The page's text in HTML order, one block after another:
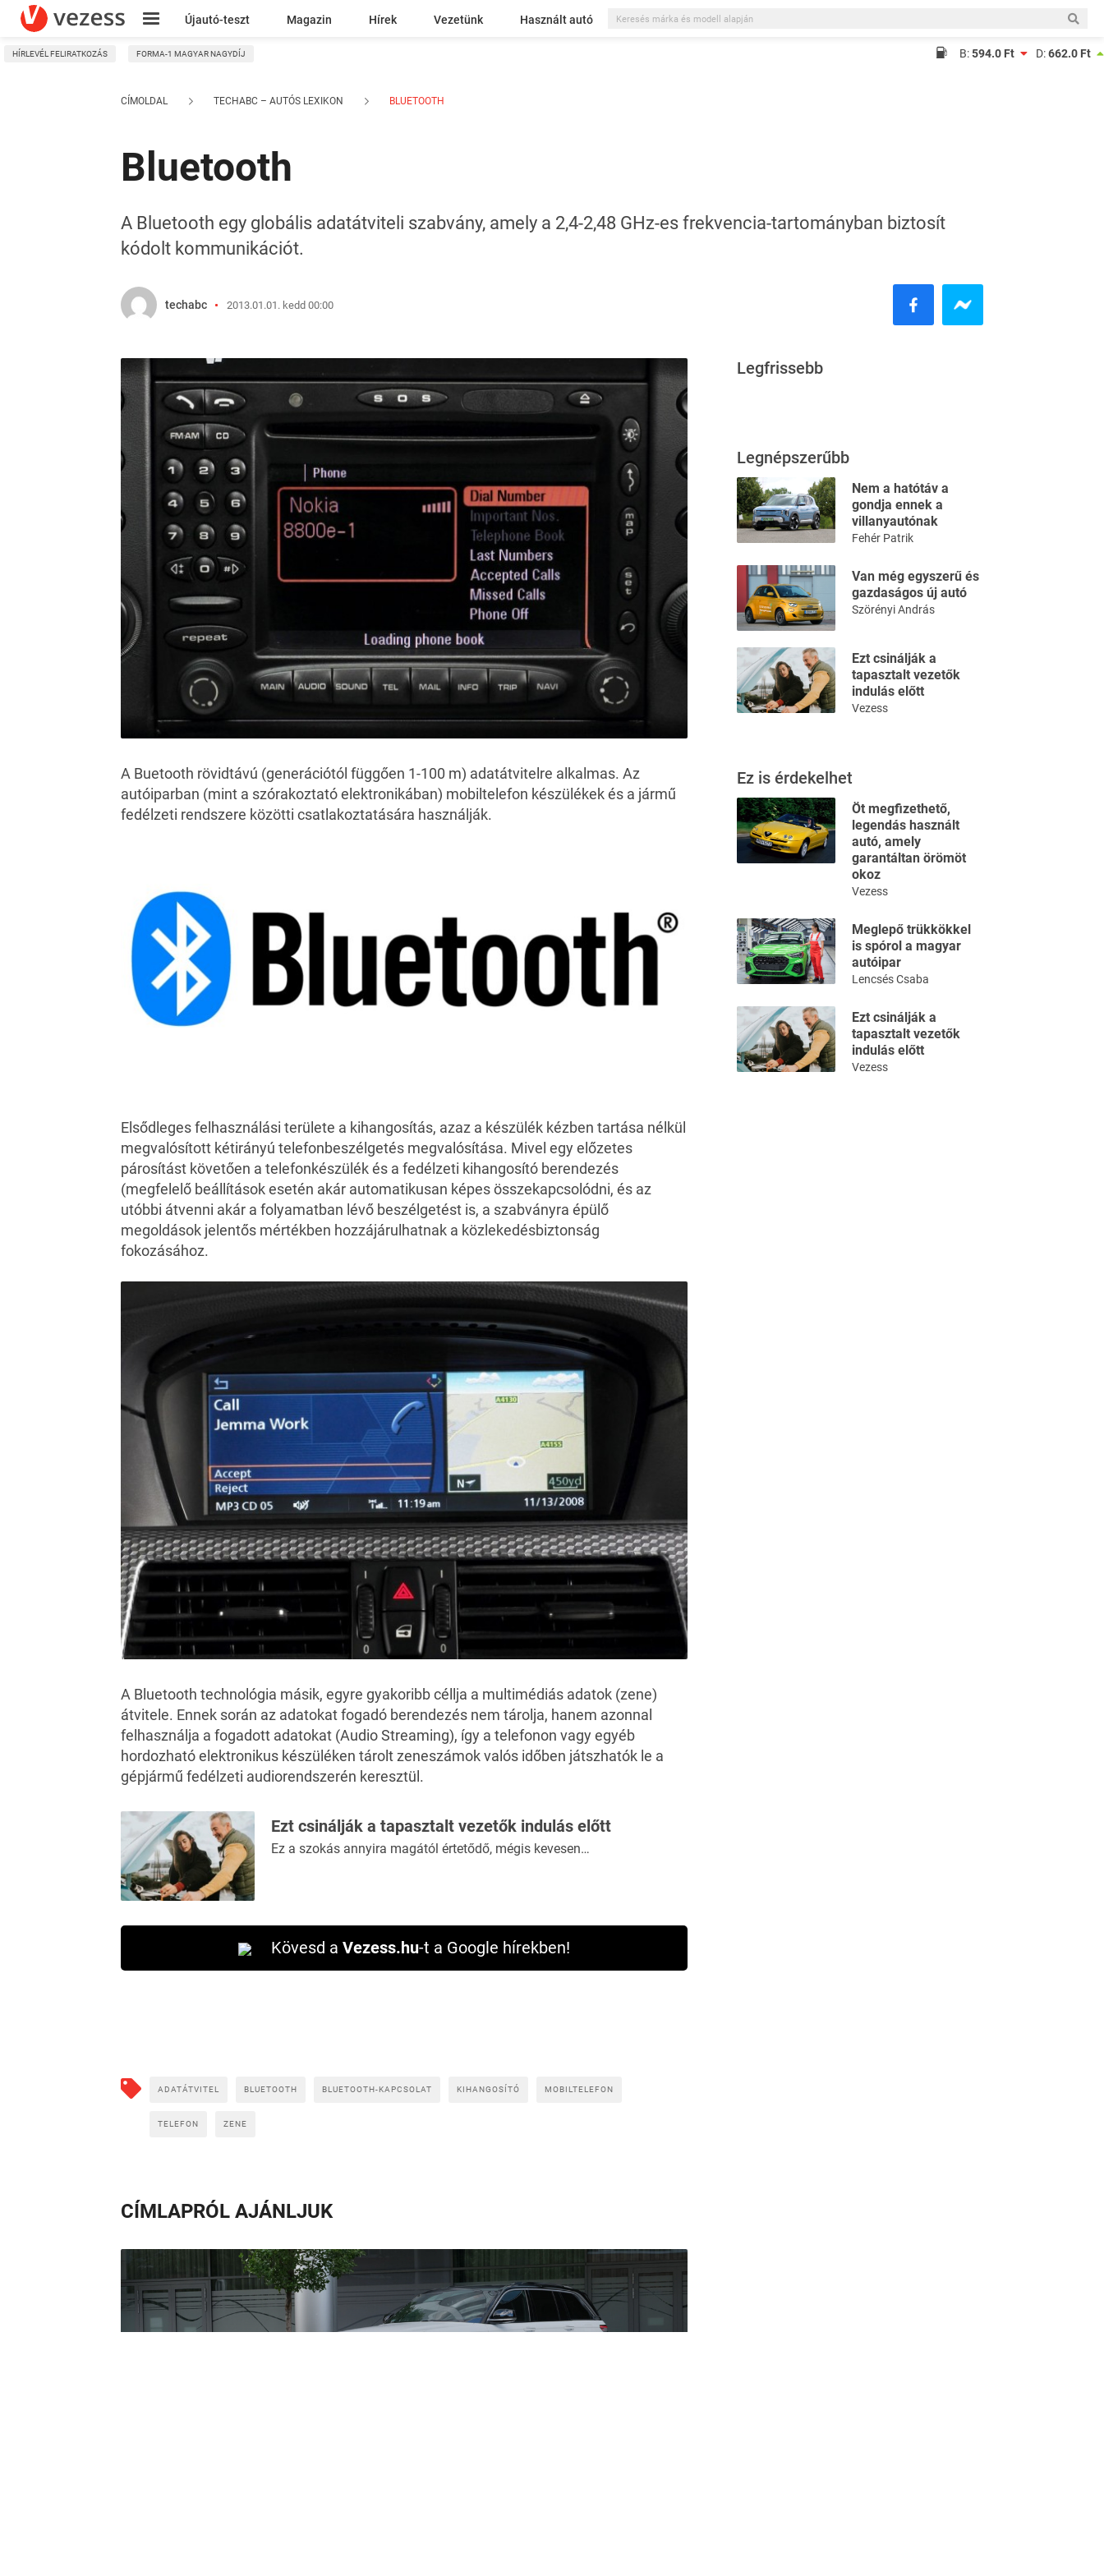
Újautó-teszt Magazin Hírek Vezetünk Használt autó
Kresz
HÍRLEVÉL FELIRATKOZÁS FORMA-1 MAGYAR NAGYDÍJ B:594.0 Ft D:662.0 Ft
CÍMOLDAL TECHABC – AUTÓS LEXIKON BLUETOOTH
Bluetooth
A Bluetooth egy globális adatátviteli szabvány, amely a 2,4-2,48 GHz-es frekvencia-tartományban biztosít
kódolt kommunikációt.
techabc 2013.01.01. kedd 00:00
A Buetooth rövidtávú (generációtól függően 1-100 m) adatátvitelre alkalmas. Az
autóiparban (mint a szórakoztató elektronikában) mobiltelefon készülékek és a jármű
fedélzeti rendszere közötti csatlakoztatására használják.
Elsődleges felhasználási területe a kihangosítás, azaz a készülék kézben tartása nélkül
megvalósított kétirányú telefonbeszélgetés megvalósítása. Mivel egy előzetes
párosítást követően a telefonkészülék és a fedélzeti kihangosító berendezés
(megfelelő beállítások esetén akár automatikusan képes összekapcsolódni, és az
utóbbi átvenni akár a folyamatban lévő beszélgetést is, a szabványra épülő
megoldások jelentős mértékben hozzájárulhatnak a közlekedésbiztonság
fokozásához.
A Bluetooth technológia másik, egyre gyakoribb céllja a multimédiás adatok (zene)
átvitele. Ennek során az adatokat fogadó berendezés nem tárolja, hanem azonnal
felhasználja a fogadott adatokat (Audio Streaming), így a telefonon vagy egyéb
hordozható elektronikus készüléken tárolt zeneszámok valós időben játszhatók le a
gépjármű fedélzeti audiorendszerén keresztül.
Ezt csinálják a tapasztalt vezetők indulás előtt
Ez a szokás annyira magától értetődő, mégis kevesen…
Kövesd a Vezess.hu-t a Google hírekben!
ADATÁTVITEL BLUETOOTH BLUETOOTH-KAPCSOLAT KIHANGOSÍTÓ MOBILTELEFON
TELEFON ZENE
CÍMLAPRÓL AJÁNLJUK
Legfrissebb
Legnépszerűbb
Nem a hatótáv a
gondja ennek a
villanyautónak
Fehér Patrik
Van még egyszerű és
gazdaságos új autó
Szörényi András
Ezt csinálják a
tapasztalt vezetők
indulás előtt
Vezess
Ez is érdekelhet
Öt megfizethető,
legendás használt
autó, amely
garantáltan örömöt
okoz
Vezess
Meglepő trükkökkel
is spórol a magyar
autóipar
Lencsés Csaba
Ezt csinálják a
tapasztalt vezetők
indulás előtt
Vezess